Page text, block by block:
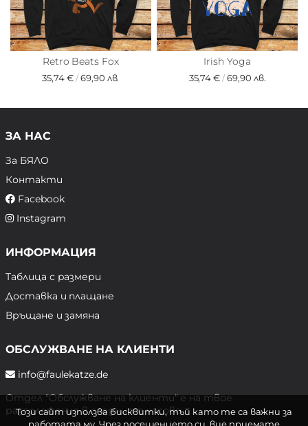
Retro Beats Fox
35,74 €/69,90 лв.
Irish Yoga
35,74 €/69,90 лв.
ЗА НАС
За БЯЛО
Контакти
Facebook
Instagram
ИНФОРМАЦИЯ
Таблица с размери
Доставка и плащане
Връщане и замяна
ОБСЛУЖВАНЕ НА КЛИЕНТИ
info@faulekatze.de
Отдел "Обслужване на клиенти" е на твое
разположение в следните часове:
Този сайт използва бисквитки, тъй като те са важни за